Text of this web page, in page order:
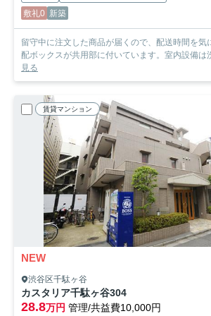
敷礼0 新築
留守中に注文した商品が届くので、配送時間を気
配ボックスが共用部に付いています。室内設備は
見る
賃貸マンション
NEW
渋谷区千駄ヶ谷
カスタリア千駄ヶ谷304
28.8万円 管理/共益費10,000円